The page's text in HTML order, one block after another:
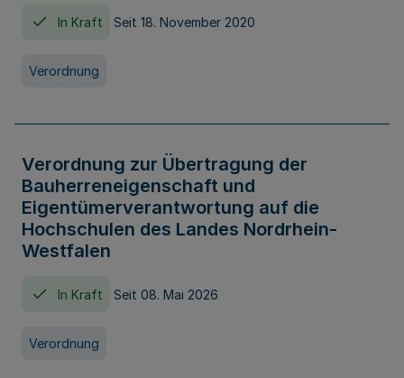
In Kraft Seit 18. November 2020
Verordnung
Verordnung zur Übertragung der
Bauherreneigenschaft und
Eigentümerverantwortung auf die
Hochschulen des Landes Nordrhein-
Westfalen
In Kraft Seit 08. Mai 2026
Verordnung